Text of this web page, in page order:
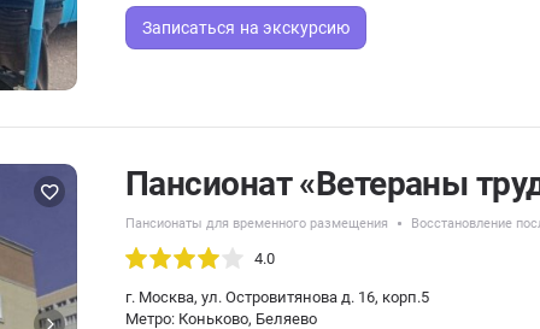
Записаться на экскурсию
Пансионат «Ветераны
Пансионаты для временного размещения Восстановление
4.0
г. Москва, ул. Островитянова д. 16, корп.5
Метро: Коньково, Беляево